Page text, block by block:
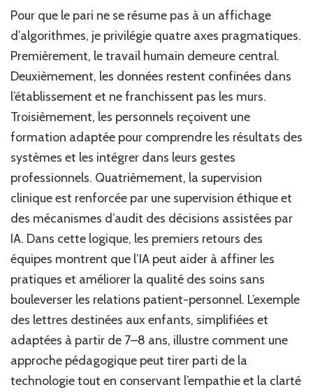
Pour que le pari ne se résume pas à un affichage
d’algorithmes, je privilégie quatre axes pragmatiques.
Premièrement, le travail humain demeure central.
Deuxièmement, les données restent confinées dans
l’établissement et ne franchissent pas les murs.
Troisièmement, les personnels reçoivent une
formation adaptée pour comprendre les résultats des
systèmes et les intégrer dans leurs gestes
professionnels. Quatrièmement, la supervision
clinique est renforcée par une supervision éthique et
des mécanismes d’audit des décisions assistées par
IA. Dans cette logique, les premiers retours des
équipes montrent que l’IA peut aider à affiner les
pratiques et améliorer la qualité des soins sans
bouleverser les relations patient-personnel. L’exemple
des lettres destinées aux enfants, simplifiées et
adaptées à partir de 7–8 ans, illustre comment une
approche pédagogique peut tirer parti de la
technologie tout en conservant l’empathie et la clarté